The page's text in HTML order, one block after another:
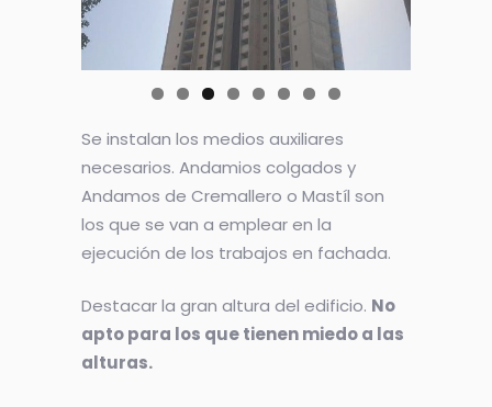
Se instalan los medios auxiliares
necesarios. Andamios colgados y
Andamos de Cremallero o Mastíl son
los que se van a emplear en la
ejecución de los trabajos en fachada.
Destacar la gran altura del edificio. No
apto para los que tienen miedo a las
alturas.